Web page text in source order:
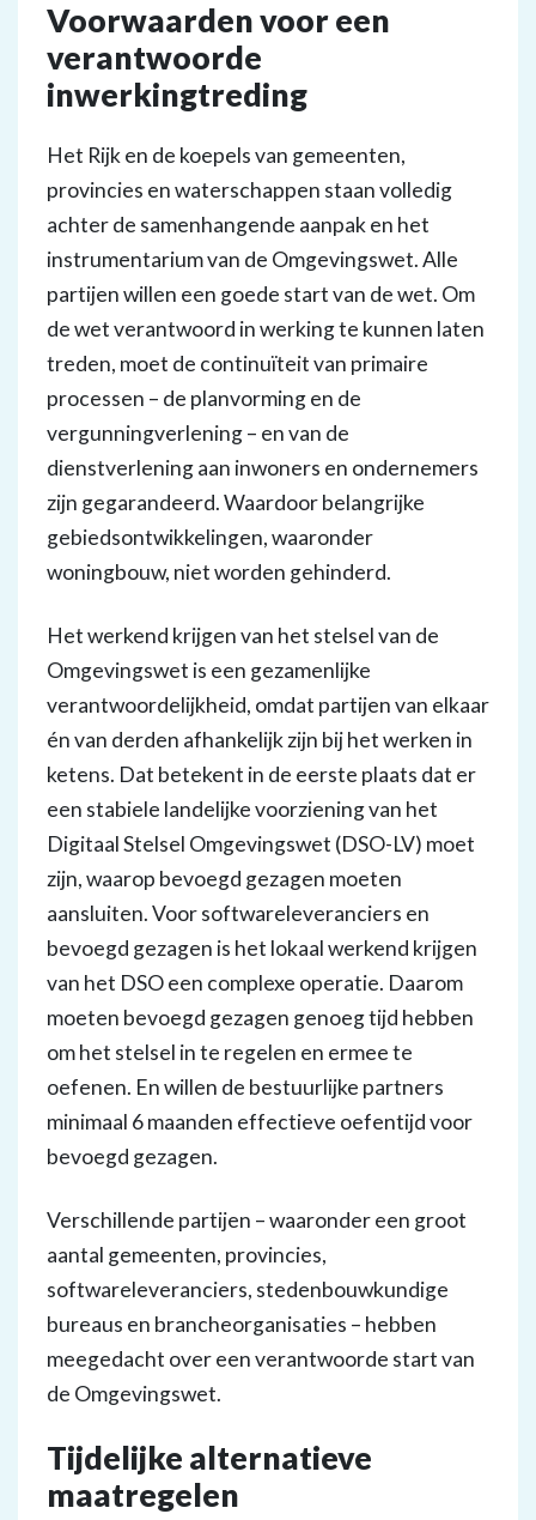
Voorwaarden voor een
verantwoorde
inwerkingtreding
Het Rijk en de koepels van gemeenten,
provincies en waterschappen staan volledig
achter de samenhangende aanpak en het
instrumentarium van de Omgevingswet. Alle
partijen willen een goede start van de wet. Om
de wet verantwoord in werking te kunnen laten
treden, moet de continuïteit van primaire
processen – de planvorming en de
vergunningverlening – en van de
dienstverlening aan inwoners en ondernemers
zijn gegarandeerd. Waardoor belangrijke
gebiedsontwikkelingen, waaronder
woningbouw, niet worden gehinderd.
Het werkend krijgen van het stelsel van de
Omgevingswet is een gezamenlijke
verantwoordelijkheid, omdat partijen van elkaar
én van derden afhankelijk zijn bij het werken in
ketens. Dat betekent in de eerste plaats dat er
een stabiele landelijke voorziening van het
Digitaal Stelsel Omgevingswet (DSO-LV) moet
zijn, waarop bevoegd gezagen moeten
aansluiten. Voor softwareleveranciers en
bevoegd gezagen is het lokaal werkend krijgen
van het DSO een complexe operatie. Daarom
moeten bevoegd gezagen genoeg tijd hebben
om het stelsel in te regelen en ermee te
oefenen. En willen de bestuurlijke partners
minimaal 6 maanden effectieve oefentijd voor
bevoegd gezagen.
Verschillende partijen – waaronder een groot
aantal gemeenten, provincies,
softwareleveranciers, stedenbouwkundige
bureaus en brancheorganisaties – hebben
meegedacht over een verantwoorde start van
de Omgevingswet.
Tijdelijke alternatieve
maatregelen